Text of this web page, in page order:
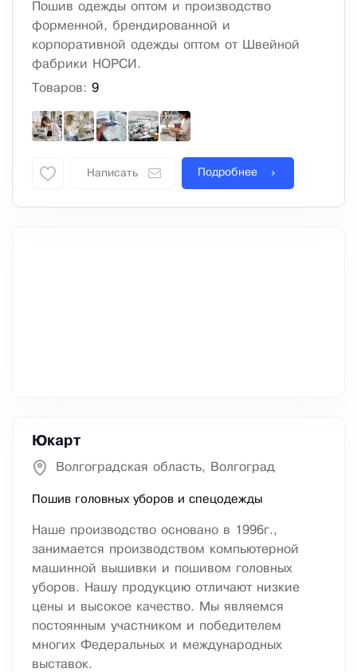
Пошив одежды оптом и производство
форменной, брендированной и
корпоративной одежды оптом от Швейной
фабрики НОРСИ.
Товаров: 9
Написать Подробнее
Юкарт
Волгоградская область, Волгоград
Пошив головных уборов и спецодежды
Наше производство основано в 1996г.,
занимается производством компьютерной
машинной вышивки и пошивом головных
уборов. Нашу продукцию отличают низкие
цены и высокое качество. Мы являемся
постоянным участником и победителем
многих Федеральных и международных
выставок.